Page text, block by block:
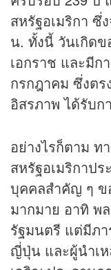
สหรัฐอเมริกา ซึ่
น. ทั้งนี้ วันเกิดข
เอกราช และมีก
กรกฎาคม ซึ่งต
อิสรภาพ ได้รับก
อย่างไรก็ตาม ท
สหรัฐอเมริกาป
บุคคลสำคัญ ๆ ข
มากมาย อาทิ พ
รัฐมนตรี แต่มีภา
ญี่ปุ่น และผู้นำเ